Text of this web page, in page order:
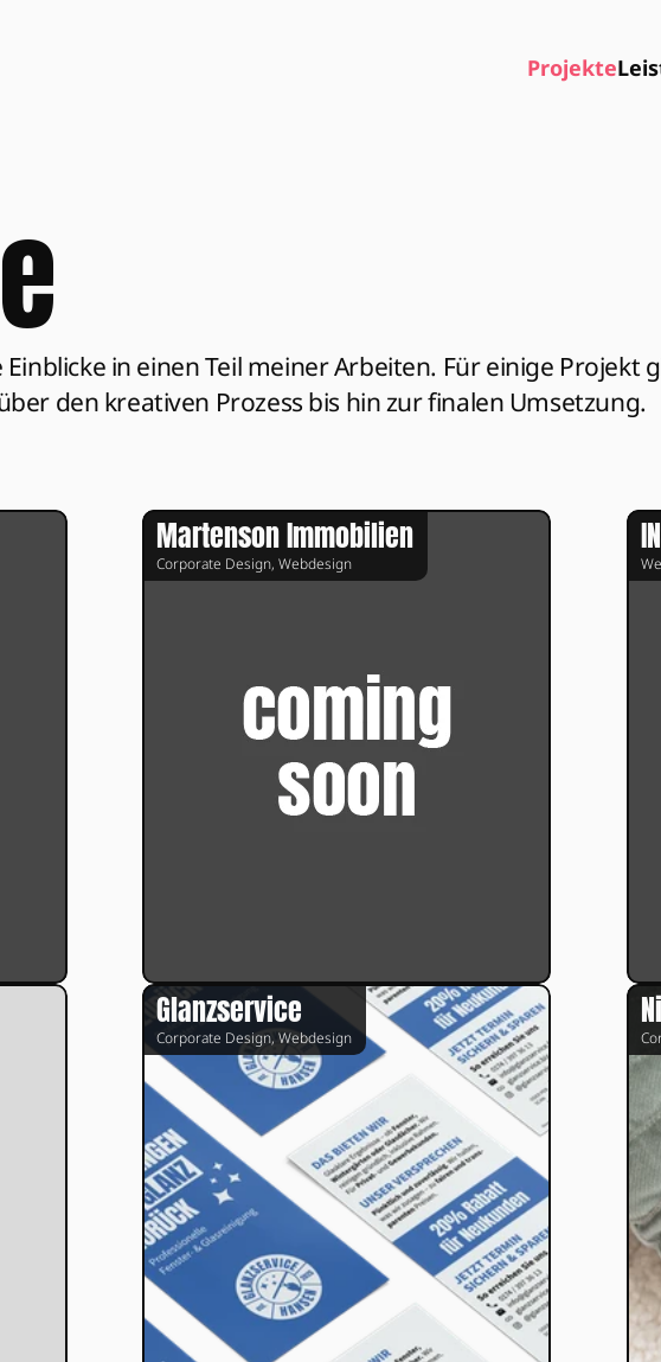
Projekte
in einen Teil meiner Arbeiten. Für einige Projekt
den kreativen Prozess bis hin zur finalen Umsetzung.
Martenson Immobilien
Corporate Design, Webdesign
Glanzservice
Corporate Design, Webdesign